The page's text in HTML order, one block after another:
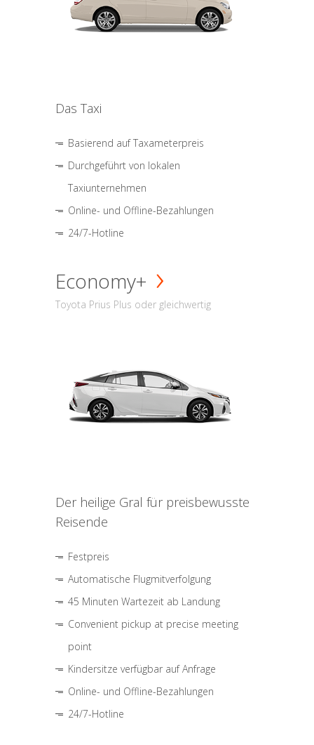
Das Taxi
Basierend auf Taxameterpreis
Durchgeführt von lokalen
Taxiunternehmen
Online- und Offline-Bezahlungen
24/7-Hotline
Economy+
Toyota Prius Plus oder gleichwertig
Der heilige Gral für preisbewusste
Reisende
Festpreis
Automatische Flugmitverfolgung
45 Minuten Wartezeit ab Landung
Convenient pickup at precise meeting
point
Kindersitze verfügbar auf Anfrage
Online- und Offline-Bezahlungen
24/7-Hotline